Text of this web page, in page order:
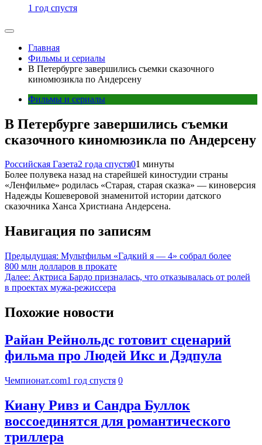
1 год спустя
Главная
Фильмы и сериалы
В Петербурге завершились съемки сказочного
киномюзикла по Андерсену
Фильмы и сериалы
В Петербурге завершились съемки
сказочного киномюзикла по Андерсену
Российская Газета2 года спустя01 минуты
Более полувека назад на старейшей киностудии страны
«Ленфильме» родилась «Старая, старая сказка» — киноверсия
Надежды Кошеверовой знаменитой истории датского
сказочника Ханса Христиана Андерсена.
Навигация по записям
Предыдущая: Мультфильм «Гадкий я — 4» собрал более
800 млн долларов в прокате
Далее: Актриса Бардо призналась, что отказывалась от ролей
в проектах мужа-режиссера
Похожие новости
Райан Рейнольдс готовит сценарий
фильма про Людей Икс и Дэдпула
Чемпионат.com1 год спустя 0
Киану Ривз и Сандра Буллок
воссоединятся для романтического
триллера